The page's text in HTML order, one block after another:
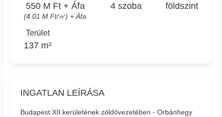
550 M Ft + Áfa
(4.01 M Ft/㎡) + Áfa
4 szoba földszint
Terület
137 m²
INGATLAN LEÍRÁSA
Budapest XII.kerületének zöldövezetében - Orbánhegy